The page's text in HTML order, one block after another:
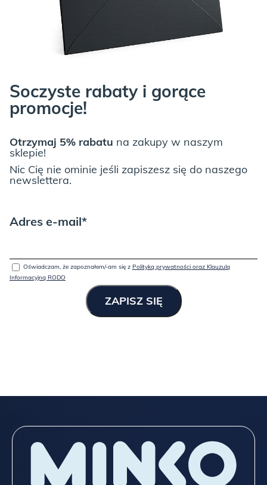
Soczyste rabaty i gorące
promocje!
Otrzymaj 5% rabatu na zakupy w naszym
sklepie!
Nic Cię nie ominie jeśli zapiszesz się do naszego
newslettera.
Adres e-mail*
Oświadczam, że zapoznałem/-am się z Polityką prywatności oraz Klauzulą
Informacyjną RODO